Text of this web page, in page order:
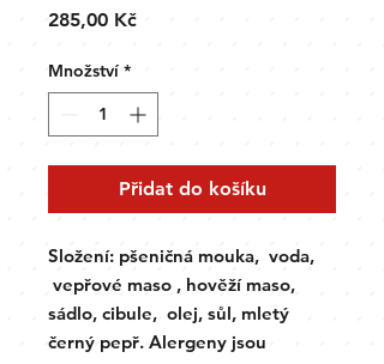
285,00 KčCena
Množství *
Přidat do košíku
Složení: pšeničná mouka, voda,
vepřové maso , hověží maso,
sádlo, cibule, olej, sůl, mletý
černý pepř. Alergeny jsou